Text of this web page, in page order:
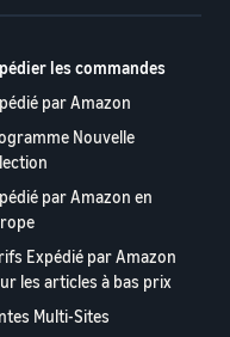
les commandes
par Amazon
Nouvelle
par Amazon en
Expédié par Amazon
les articles à bas prix
Multi-Sites